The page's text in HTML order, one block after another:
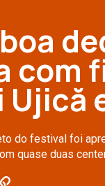
com
Ujică
do festival foi
quase duas